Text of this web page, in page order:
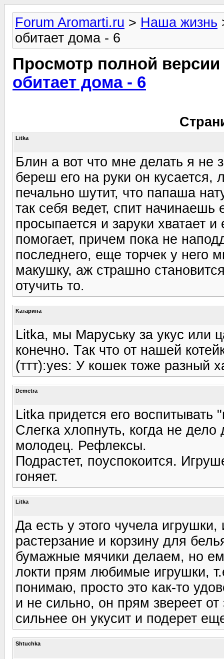
Forum Aromarti.ru > Наша жизнь
обитает дома - 6
Просмотр полной
обитает дома - 6
Litka
Блин а вот что мне делать я не
береш его на руки он
печально шутит, что папаша
так себя ведет, спит начинаешь
просыпается и заруки хватает
помогает, причем пока не
последнего, еще торчек у него
макушку, аж страшно
отучить то.
Kатарина
Litka, мы Маруську за укус или
конечно. Так что от нашей
(ттт):yes: У кошек тоже разный
Demetra
Litka придется его
Слегка хлопнуть, когда не дело
молодец. Рефлексы.
Подрастет, поуспокоится.
гоняет.
Litka
Да есть у этого чучела
растерзание и корзину для
бумажные мячики делаем, но
локти прям любимые игрушки,
понимаю, просто это как-то
и не сильно, он прям звереет
сильнее он укусит и подерет
Shtuchka